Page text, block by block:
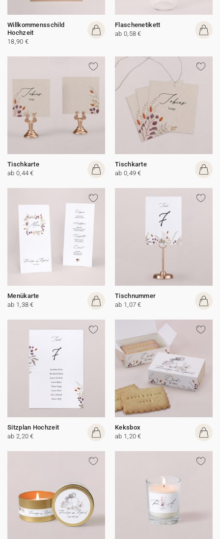
Willkommensschild
Hochzeit
18,90 €
Flaschenetikett
ab 0,58 €
Tischkarte
ab 0,44 €
Tischkarte
ab 0,49 €
Menükarte
ab 1,38 €
Tischnummer
ab 1,07 €
Sitzplan Hochzeit
ab 2,20 €
Keksbox
ab 1,20 €